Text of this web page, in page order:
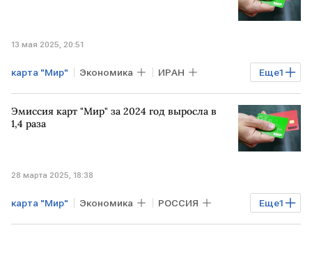
13 мая 2025, 20:51
Еще1
карта "Мир" Экономика ИРАН
Банки
Эмиссия карт "Мир" за 2024 год выросла в
1,4 раза
28 марта 2025, 18:38
Еще1
карта "Мир" Экономика РОССИЯ
Финансы